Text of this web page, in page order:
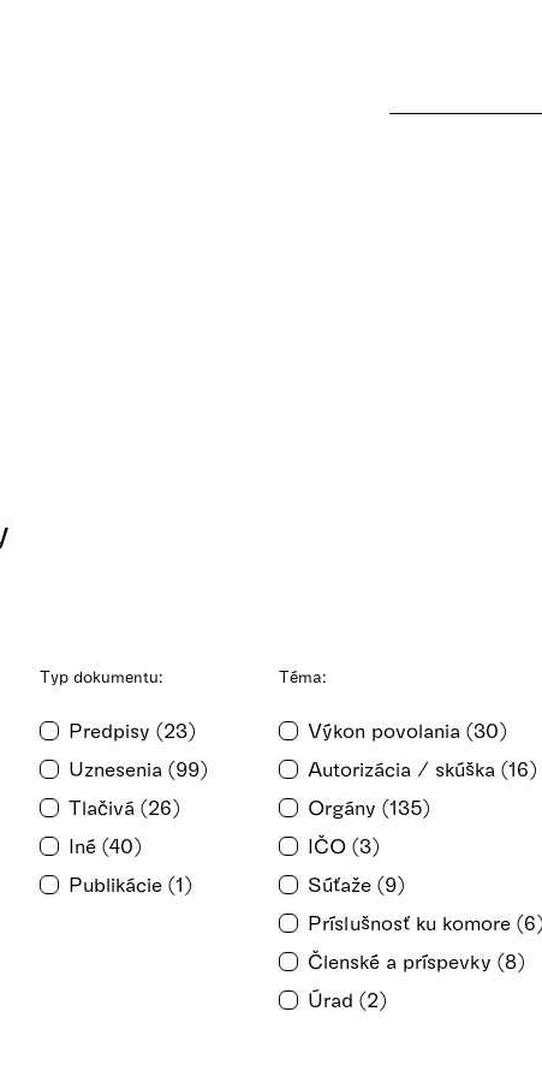
Typ dokumentu:
Predpisy (23)
Uznesenia (99)
Tlačivá (26)
Iné (40)
Publikácie (1)
Téma:
Výkon povolania (30)
Autorizácia / skúška (16)
Orgány (135)
IČO (3)
Súťaže (9)
Príslušnosť ku komore (6)
Členské a príspevky (8)
Úrad (2)